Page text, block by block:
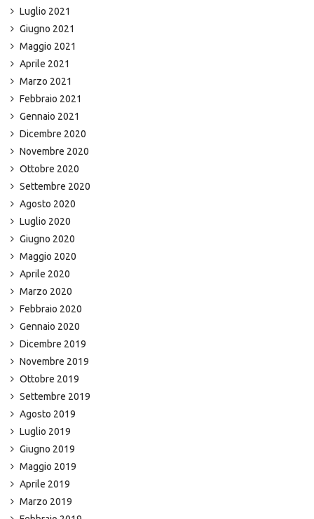
Luglio 2021
Giugno 2021
Maggio 2021
Aprile 2021
Marzo 2021
Febbraio 2021
Gennaio 2021
Dicembre 2020
Novembre 2020
Ottobre 2020
Settembre 2020
Agosto 2020
Luglio 2020
Giugno 2020
Maggio 2020
Aprile 2020
Marzo 2020
Febbraio 2020
Gennaio 2020
Dicembre 2019
Novembre 2019
Ottobre 2019
Settembre 2019
Agosto 2019
Luglio 2019
Giugno 2019
Maggio 2019
Aprile 2019
Marzo 2019